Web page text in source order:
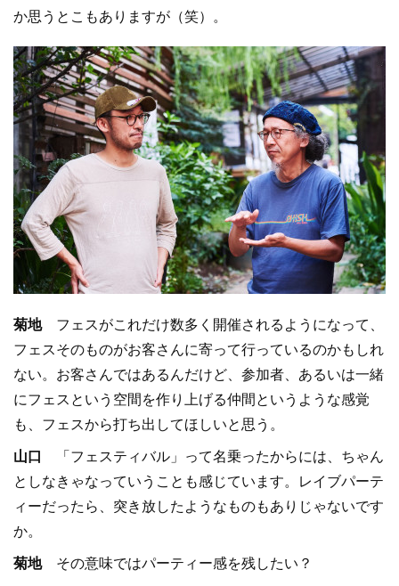
か思うとこもありますが（笑）。
菊地フェスがこれだけ数多く開催されるようになって、
フェスそのものがお客さんに寄って行っているのかもしれ
ない。お客さんではあるんだけど、参加者、あるいは一緒
にフェスという空間を作り上げる仲間というような感覚
も、フェスから打ち出してほしいと思う。
山口
「フェスティバル」って名乗ったからには、ちゃん
としなきゃなっていうことも感じています。レイブパーテ
ィーだったら、突き放したようなものもありじゃないです
か。
菊地その意味ではパーティー感を残したい？